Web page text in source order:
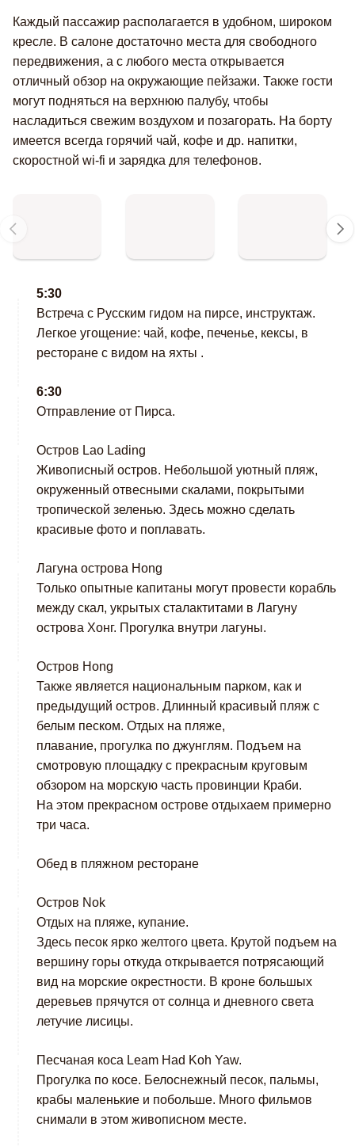
Каждый пассажир располагается в удобном, широком
кресле. В салоне достаточно места для свободного
передвижения, а с любого места открывается
отличный обзор на окружающие пейзажи. Также гости
могут подняться на верхнюю палубу, чтобы
насладиться свежим воздухом и позагорать. На борту
имеется всегда горячий чай, кофе и др. напитки,
скоростной wi-fi и зарядка для телефонов.
5:30
Встреча с Русским гидом на пирсе, инструктаж.
Легкое угощение: чай, кофе, печенье, кексы, в
ресторане с видом на яхты .
6:30
Отправление от Пирса.
Остров Lao Lading
Живописный остров. Небольшой уютный пляж,
окруженный отвесными скалами, покрытыми
тропической зеленью. Здесь можно сделать
красивые фото и поплавать.
Лагуна острова Hong
Только опытные капитаны могут провести корабль
между скал, укрытых сталактитами в Лагуну
острова Хонг. Прогулка внутри лагуны.
Остров Hong
Также является национальным парком, как и
предыдущий остров. Длинный красивый пляж с
белым песком. Отдых на пляже,
плавание, прогулка по джунглям. Подъем на
смотровую площадку с прекрасным круговым
обзором на морскую часть провинции Краби.
На этом прекрасном острове отдыхаем примерно
три часа.
Обед в пляжном ресторане
Остров Nok
Отдых на пляже, купание.
Здесь песок ярко желтого цвета. Крутой подъем на
вершину горы откуда открывается потрясающий
вид на морские окрестности. В кроне большых
деревьев прячутся от солнца и дневного света
летучие лисицы.
Песчаная коса Leam Had Koh Yaw.
Прогулка по косе. Белоснежный песок, пальмы,
крабы маленькие и побольше. Много фильмов
снимали в этом живописном месте.